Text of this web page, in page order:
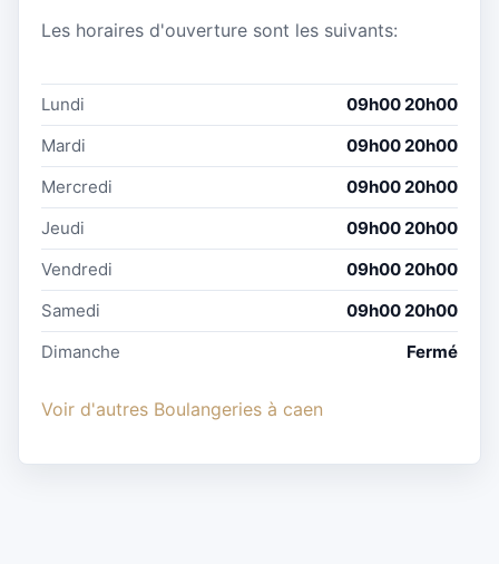
Les horaires d'ouverture sont les suivants:
Lundi
09h00 20h00
Mardi
09h00 20h00
Mercredi
09h00 20h00
Jeudi
09h00 20h00
Vendredi
09h00 20h00
Samedi
09h00 20h00
Dimanche
Fermé
Voir d'autres Boulangeries à caen